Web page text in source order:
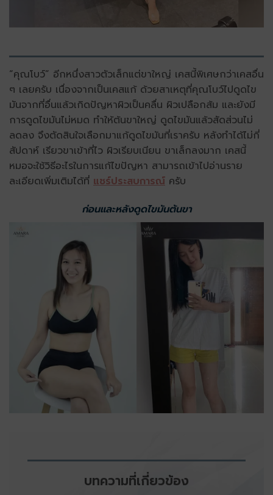
“คุณโบว์” อีกหนึ่งสาวตัวเล็กแต่ขาใหญ่ เคสนี้พิเศษกว่าเคสอื่น
ๆ เลยครับ เนื่องจากเป็นเคสแก้ ด้วยสาเหตุที่คุณโบว์ไปดูดไข
มันจากที่อื่นแล้วเกิดปัญหาผิวเป็นคลื่น ผิวเปลือกส้ม และยังมี
การดูดไขมันไม่หมด ทำให้ต้นขาใหญ่ ดูดไขมันแล้วสัดส่วนไม่
ลดลง จึงตัดสินใจเลือกมาแก้ดูดไขมันที่เราครับ หลังทำได้ไม่กี่
สัปดาห์ เรียวขาเข้าที่ไว ผิวเรียบเนียน ขาเล็กลงมาก เคสนี้
หมอจะใช้วิธีอะไรในการแก้ไขปัญหา สามารถเข้าไปอ่านราย
ละเอียดเพิ่มเติมได้ที่ แชร์ประสบการณ์ ครับ
ก่อนและหลังดูดไขมันต้นขา
บทความที่เกี่ยวข้อง